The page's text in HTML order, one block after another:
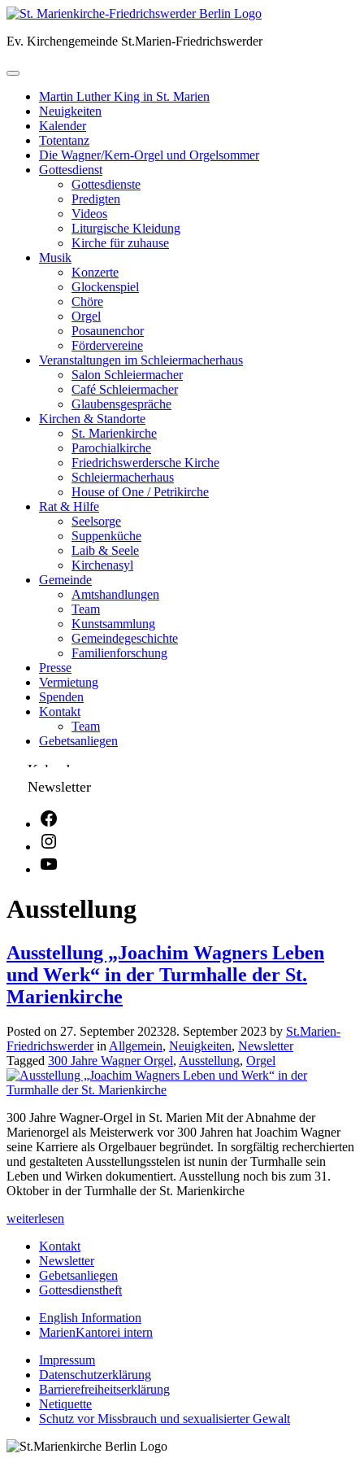
Skip
content
Ev. Kirchengemeinde St.Marien-Friedrichswerder
Martin Luther King in St. Marien
Neuigkeiten
Kalender
Totentanz
Die Wagner/Kern-Orgel und Orgelsommer
Gottesdienst
Gottesdienste
Predigten
Videos
Liturgische Kleidung
Kirche für zuhause
Musik
Konzerte
Glockenspiel
Chöre
Orgel
Posaunenchor
Fördervereine
Veranstaltungen im Schleiermacherhaus
Salon Schleiermacher
Café Schleiermacher
Glaubensgespräche
Kirchen & Standorte
St. Marienkirche
Parochialkirche
Friedrichswerdersche Kirche
Schleiermacherhaus
House of One / Petrikirche
Rat & Hilfe
Seelsorge
Suppenküche
Laib & Seele
Kirchenasyl
Gemeinde
Amtshandlungen
Team
Kunstsammlung
Gemeindegeschichte
Familienforschung
Presse
Vermietung
Spenden
Kontakt
Team
Gebetsanliegen
Kalender
Newsletter
Ausstellung
Ausstellung „Joachim Wagners Leben
und Werk“ in der Turmhalle der St.
Marienkirche
Posted on 27. September 202328. September 2023 by St.Marien-
Friedrichswerderin Allgemein, Neuigkeiten, Newsletter
Tagged 300 Jahre Wagner Orgel, Ausstellung, Orgel
300 Jahre Wagner-Orgel in St. Marien Mit der Abnahme der
Marienorgel als Meisterwerk vor 300 Jahren hat Joachim Wagner
seine Karriere als Orgelbauer begründet. In sorgfältig recherchierten
und gestalteten Ausstellungsstelen ist nunin der Turmhalle sein
Leben und Wirken dokumentiert. Ausstellung noch bis zum 31.
Oktober in der Turmhalle der St. Marienkirche
weiterlesen
Kontakt
Newsletter
Gebetsanliegen
Gottesdienstheft
English Information
MarienKantorei intern
Impressum
Datenschutzerklärung
Barrierefreiheitserklärung
Netiquette
Schutz vor Missbrauch und sexualisierter Gewalt